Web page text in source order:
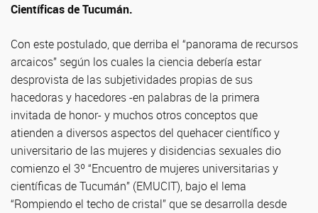
Científicas de Tucumán.
Con este postulado, que derriba el “panorama de recursos
arcaicos” según los cuales la ciencia debería estar
desprovista de las subjetividades propias de sus
hacedoras y hacedores -en palabras de la primera
invitada de honor- y muchos otros conceptos que
atienden a diversos aspectos del quehacer científico y
universitario de las mujeres y disidencias sexuales dio
comienzo el 3º “Encuentro de mujeres universitarias y
científicas de Tucumán” (EMUCIT), bajo el lema
“Rompiendo el techo de cristal” que se desarrolla desde